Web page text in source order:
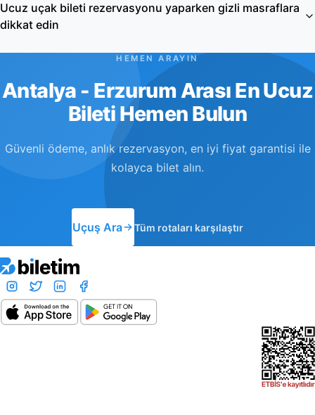
Ucuz uçak bileti rezervasyonu yaparken gizli masraflara
dikkat edin
HEMEN ARAYIN
Antalya - Erzurum Arası En Ucuz
Bileti Hemen Bulun
Güvenli ödeme, anlık rezervasyon, en iyi fiyat garantisi ile
kolayca bilet alın.
Uçuş Ara Tüm rotaları karşılaştır